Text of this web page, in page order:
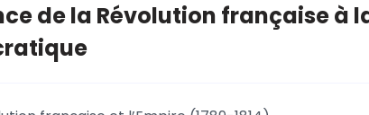
de la Révolution française à